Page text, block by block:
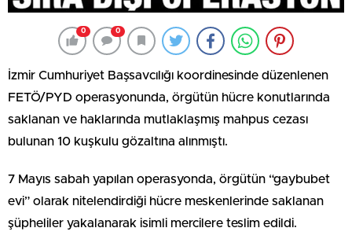
0 0
İzmir Cumhuriyet Başsavcılığı koordinesinde düzenlenen
FETÖ/PYD operasyonunda, örgütün hücre konutlarında
saklanan ve haklarında mutlaklaşmış mahpus cezası
bulunan 10 kuşkulu gözaltına alınmıştı.
7 Mayıs sabah yapılan operasyonda, örgütün “gaybubet
evi” olarak nitelendirdiği hücre meskenlerinde saklanan
şüpheliler yakalanarak isimli mercilere teslim edildi.